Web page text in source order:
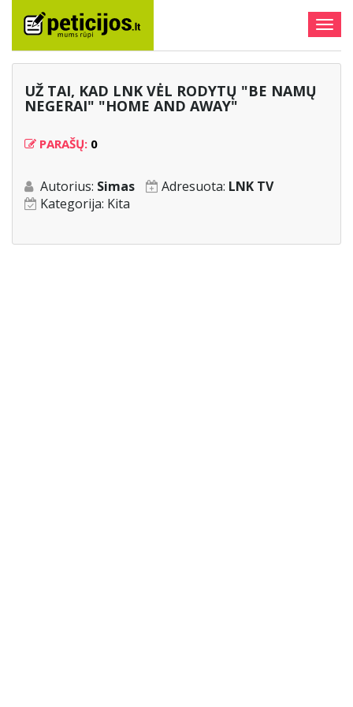
UŽ TAI, KAD LNK VĖL RODYTŲ "BE NAMŲ
NEGERAI" "HOME AND AWAY"
PARAŠŲ: 0
Autorius: Simas Adresuota: LNK TV
Kategorija: Kita